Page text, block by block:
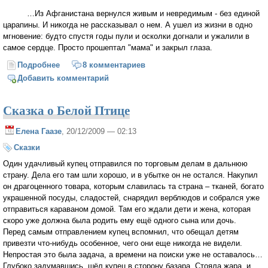
…Из Афганистана вернулся живым и невредимым - без единой
царапины. И никогда не рассказывал о нем. А ушел из жизни в одно
мгновение: будто спустя годы пули и осколки догнали и ужалили в
самое сердце. Просто прошептал "мама" и закрыл глаза.
Подробнее о Зацелованное небо
8 комментариев
Добавить комментарий
Сказка о Белой Птице
Елена Гаазе, 20/12/2009 — 02:13
Сказки
Один удачливый купец отправился по торговым делам в дальнюю
страну. Дела его там шли хорошо, и в убытке он не остался. Накупил
он драгоценного товара, которым славилась та страна – тканей, богато
украшенной посуды, сладостей, снарядил верблюдов и собрался уже
отправиться караваном домой. Там его ждали дети и жена, которая
скоро уже должна была родить ему ещё одного сына или дочь.
Перед самым отправлением купец вспомнил, что обещал детям
привезти что-нибудь особенное, чего они еще никогда не видели.
Непростая это была задача, а времени на поиски уже не оставалось…
Глубоко задумавшись, шёл купец в сторону базара. Стояла жара, и